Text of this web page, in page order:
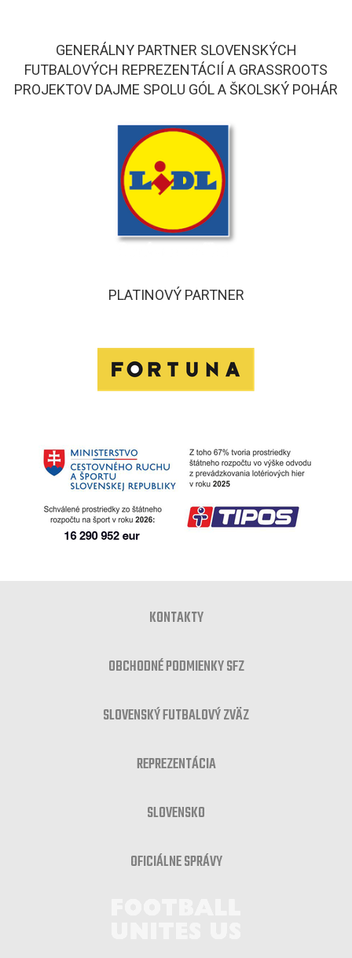
GENERÁLNY PARTNER SLOVENSKÝCH
FUTBALOVÝCH REPREZENTÁCIÍ A GRASSROOTS
PROJEKTOV DAJME SPOLU GÓL A ŠKOLSKÝ POHÁR
PLATINOVÝ PARTNER
KONTAKTY
OBCHODNÉ PODMIENKY SFZ
SLOVENSKÝ FUTBALOVÝ ZVÄZ
REPREZENTÁCIA
SLOVENSKO
OFICIÁLNE SPRÁVY